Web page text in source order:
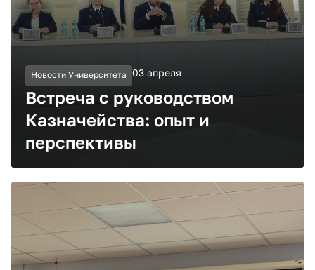
03 апреля
Новости Университета
Встреча с руководством
Казначейства: опыт и
перспективы